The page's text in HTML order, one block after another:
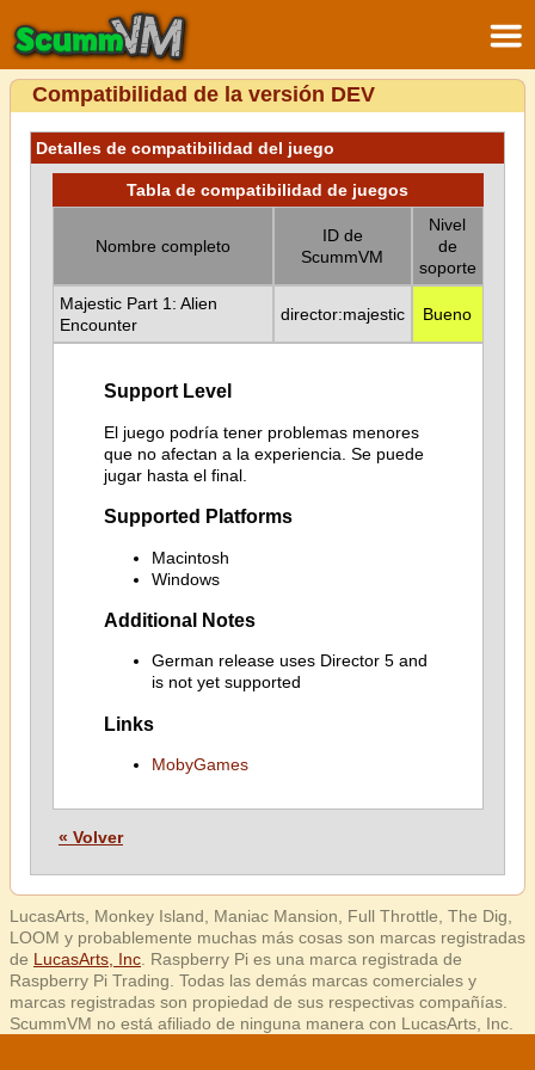
Compatibilidad de la versión DEV
Detalles de compatibilidad del juego
Tabla de compatibilidad de juegos
Nombre completo
ID de
ScummVM
Nivel
de
soporte
Majestic Part 1: Alien
Encounter
director:majestic Bueno
Support Level
El juego podría tener problemas menores
que no afectan a la experiencia. Se puede
jugar hasta el final.
Supported Platforms
Macintosh
Windows
Additional Notes
German release uses Director 5 and
is not yet supported
Links
MobyGames
« Volver
LucasArts, Monkey Island, Maniac Mansion, Full Throttle, The Dig,
LOOM y probablemente muchas más cosas son marcas registradas
de LucasArts, Inc . Raspberry Pi es una marca registrada de
Raspberry Pi Trading. Todas las demás marcas comerciales y
marcas registradas son propiedad de sus respectivas compañías.
ScummVM no está afiliado de ninguna manera con LucasArts, Inc.